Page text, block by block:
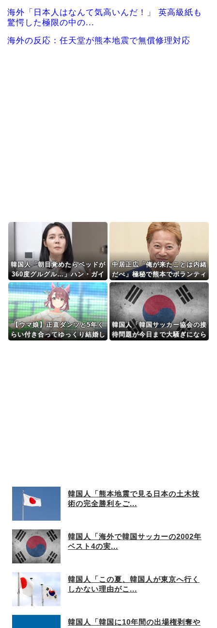
海外「日本人はなんて気高いんだ！」 英高級紙も
驚愕した極限の中の...
海外の反応：任天堂が熊本地震で無償修理対応
韓国人「朝目覚めたらベッドが
360度グルグル…」ハン・ガイ
ンを苦しめた『あの病気』が話
題に
中居正広「俺が来たことは内緒
だべ」極秘で熊本でボランティ
アをしていた・・・
【ウマ娘】正直ダンツと5年く
らい付き合ってゆっくり結婚し
韓国人「韓国サッカー協会の接
待問題が今日まで大騒ぎになら
韓国人「熊本地震で見る日本の土木技
術の完全勝利をご...
韓国人「海外で韓国サッカーの2002年
ベスト4の実...
韓国人「この夏、韓国人が東京へ行く
しかない理由がこ...
韓国人「韓国に10年間の出場権剥奪や